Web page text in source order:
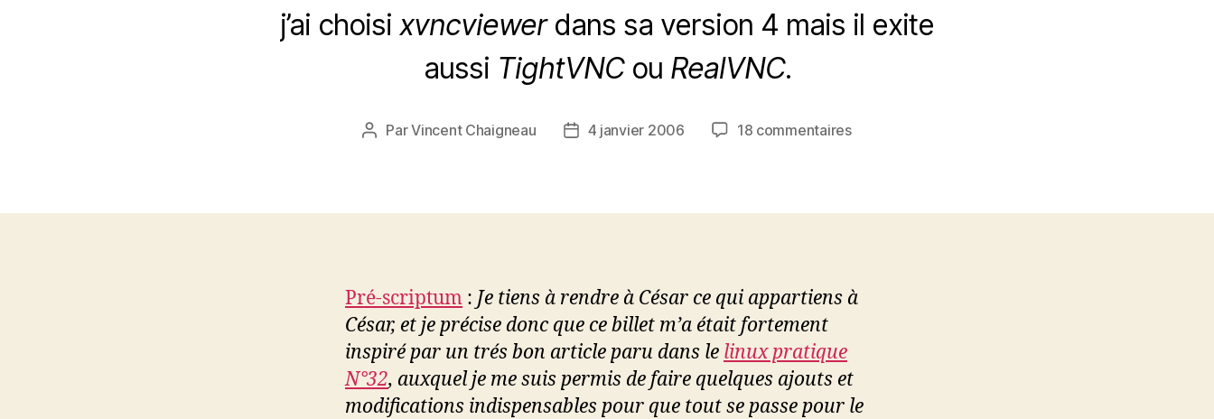
j’ai choisi xvncviewerdans sa version 4 mais il exite
aussi TightVNCou RealVNC.
Auteur
ParVincent Chaigneau
Date4 janvier 2006 18 commentairessur
autres
Pré-scriptum : Je tiens à rendre à César ce qui appartiens à
César, et je précise donc que ce billet m’a était fortement
inspiré par un trés bon article paru dans le linux pratique
N°32, auxquel je me suis permis de faire quelques ajouts et
modifications indispensables pour que tout se passe pour le